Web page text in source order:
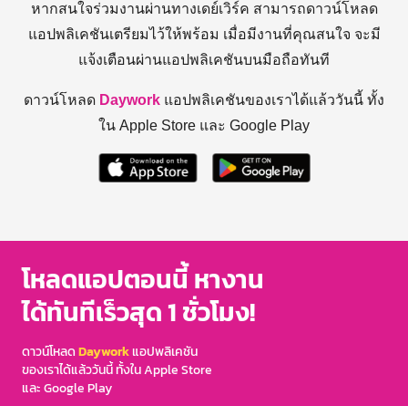
หากสนใจร่วมงานผ่านทางเดย์เวิร์ค สามารถดาวน์โหลด
แอปพลิเคชันเตรียมไว้ให้พร้อม เมื่อมีงานที่คุณสนใจ จะมี
แจ้งเตือนผ่านแอปพลิเคชันบนมือถือทันที
ดาวน์โหลด Daywork แอปพลิเคชันของเราได้แล้ววันนี้ ทั้ง
ใน Apple Store และ Google Play
โหลดแอปตอนนี้ หางาน
ได้ทันทีเร็วสุด 1 ชั่วโมง!
ดาวน์โหลดDayworkแอปพลิเคชัน
ของเราได้แล้ววันนี้ ทั้งใน Apple Store
และ Google Play